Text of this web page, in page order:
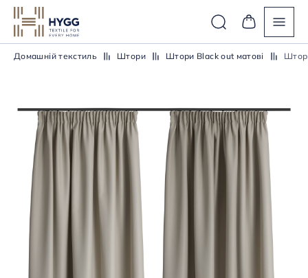
Домашній текстиль Штори Штори Black out матові